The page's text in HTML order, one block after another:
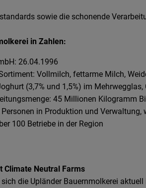
sowie die schonende
in Zahlen:
26.04.1996
Vollmilch, fettarme Milch,
(3,7% und 1,5%) im Mehrwegglas,
45 Millionen Kilogramm
in Produktion und
100 Betriebe in der Region
Climate Neutral Farms
die Upländer Bauernmolkerei